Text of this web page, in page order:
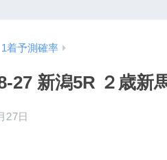
1着予測確率
27 新潟5R ２歳新
27日